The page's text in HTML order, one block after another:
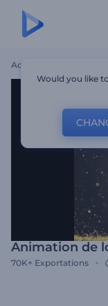
Accueil
Animation de
70K+ Exportations
Would you like